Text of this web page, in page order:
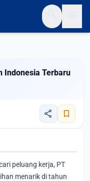
Indonesia Terbaru
share bookmark
peluang kerja, PT
menarik di tahun